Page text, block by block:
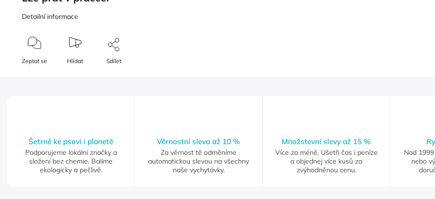
Detailní informace
Zeptat se Hlídat Sdílet
Šetrně ke psovi i planetě
Podporujeme lokální značky a
složení bez chemie. Balíme
ekologicky a pečlivě.
Věrnostní sleva až 10 %
Za věrnost tě odměníme
automatickou slevou na všechny
naše vychytávky.
Množstevní slevy až 15 %
Více za méně. Ušetři čas i peníze
a objednej více kusů za
zvýhodněnou cenu.
Nad
nebo